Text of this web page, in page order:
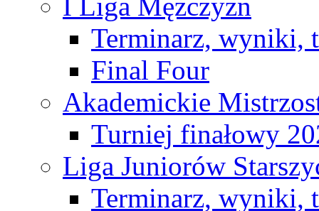
Terminarz, wyniki,
Final Four
Akademickie
Turniej finałowy
Liga Juniorów
Terminarz, wyniki,